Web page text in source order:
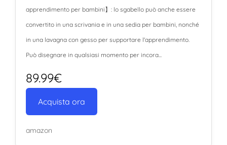
apprendimento per bambini】: lo sgabello può anche essere
convertito in una scrivania e in una sedia per bambini, nonché
in una lavagna con gesso per supportare l'apprendimento.
Può disegnare in qualsiasi momento per incora...
89.99€
Acquista ora
amazon